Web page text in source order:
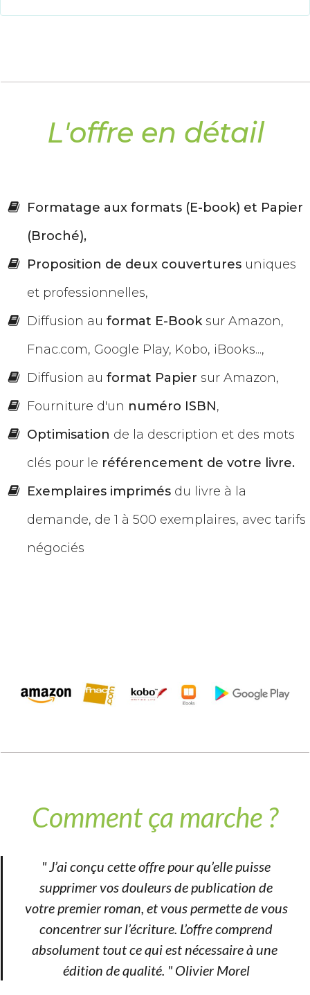
​L'offre en détail
Formatage aux formats (E-book) et Papier
(Broché),
Proposition de deux couvertures uniques
et professionnelles,
​Diffusion au format E-Booksur Amazon,
Fnac.com, Google Play, Kobo, iBooks...,
Diffusion au format Papier sur Amazon,
Fourniture d'un numéro ISBN,
Optimisation de la description et des mots
clés pour le référencement de votre livre.
Exemplaires imprimés du livre ​à la
demande, de 1 à 500 exemplaires, avec tarifs
négociés
​​Comment​ ça marche ?
" J’ai conçu cette offre pour qu’elle puisse
supprimer vos douleurs de publication de
votre premier roman, et vous permette de vous
concentrer sur l’écriture. L’offre comprend
absolument tout ce qui est nécessaire à une ​
édition de qualité. " Olivier Morel